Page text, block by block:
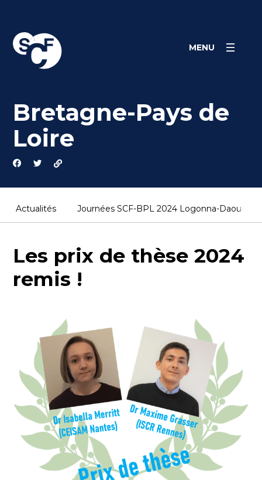
content
MENU
Bretagne-Pays de
Loire
Actualités Journées SCF-BPL 2024 Logonna-Daoulas
Les prix de thèse 2024
remis !